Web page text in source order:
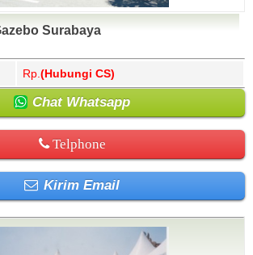
Surabaya
Rp. (Hubungi CS)
Chat Whatsapp
Telphone
Kirim Email